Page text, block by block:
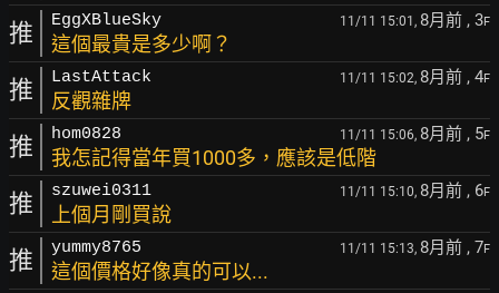
推 EggXBlueSky 11/11 15:01, 8月前 , 3F
這個最貴是多少啊？
推 LastAttack 11/11 15:02, 8月前 , 4F
反觀雜牌
推 hom0828 11/11 15:06, 8月前 , 5F
我怎記得當年買1000多，應該是低階
推 szuwei0311 11/11 15:10, 8月前 , 6F
上個月剛買說
推 yummy8765 11/11 15:13, 8月前 , 7F
這個價格好像真的可以...